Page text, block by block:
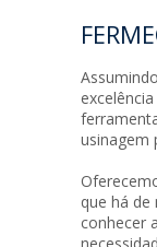
usinagem
que há
conhecer